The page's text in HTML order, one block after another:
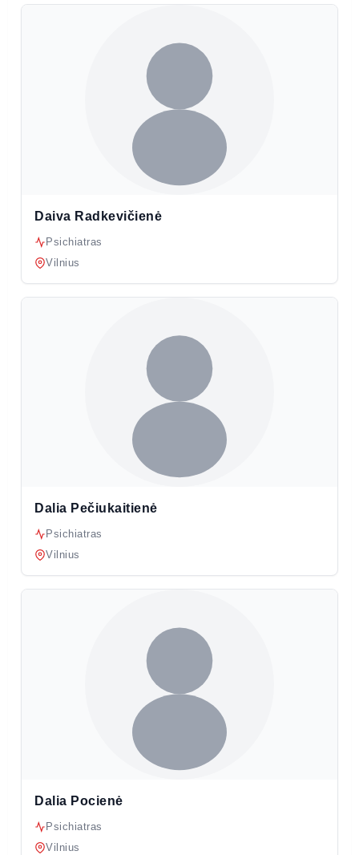
Daiva Radkevičienė
Psichiatras
Vilnius
Dalia Pečiukaitienė
Psichiatras
Vilnius
Dalia Pocienė
Psichiatras
Vilnius